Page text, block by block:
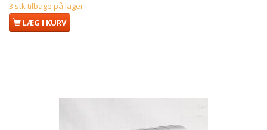
3 stk tilbage på lager
LÆG I KURV